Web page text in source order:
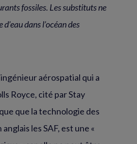
fossiles. Les substituts ne
dans l’océan des
aérospatial qui a
Royce, cité par Stay
que la technologie des
les SAF, est une «